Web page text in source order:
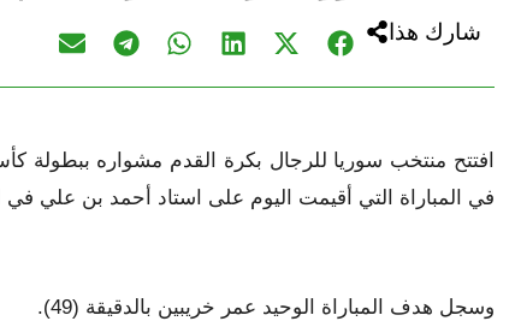
شارك هذا
افتتح منتخب سوريا للرجال بكرة القدم مشواره ببطولة
في المباراة التي أقيمت اليوم على استاد أحمد بن علي في
وسجل هدف المباراة الوحيد عمر خريبين بالدقيقة (49).